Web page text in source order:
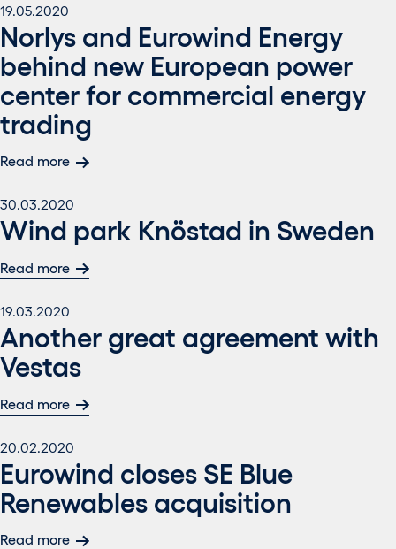
19.05.2020
Norlys and Eurowind Energy
behind new European power
center for commercial energy
trading
Read more
30.03.2020
Wind park Knöstad in Sweden
Read more
19.03.2020
Another great agreement with
Vestas
Read more
20.02.2020
Eurowind closes SE Blue
Renewables acquisition
Read more